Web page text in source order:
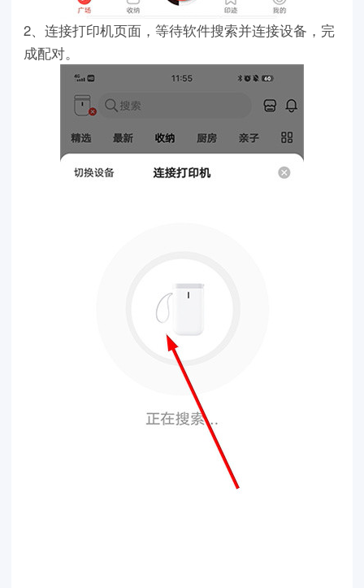
2、连接打印机页面，等待软件搜索并连接设备，完
成配对。